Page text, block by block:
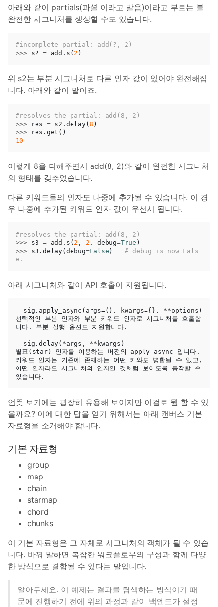
아래와 같이 partials(파셜 이라고 발음)이라고 부르는 불
완전한 시그니처를 생상할 수도 있습니다.
>>> s2 = add . s ( 2 )
위 s2는 부분 시그니처로 다른 인자 값이 있어야 완전해집
니다. 아래와 같이 말이죠.
>>>
res = s2 . delay( 8 )
>>>
res . get ()
10
이렇게 8을 더해주면서 add(8, 2)와 같이 완전한 시그니처
의 형태를 갖추었습니다.
다른 키워드들의 인자도 나중에 추가될 수 있습니다. 이 경
우 나중에 추가된 키워드 인자 값이 우선시 됩니다.
>>> s3 = add . s ( 2 , 2 , debug=True )
>>> s3 . delay( debug=False )
# debug is now Fals
e.
아래 시그니처와 같이 API 호출이 지원됩니다.
- sig.apply_async(args=(), kwargs={}, **options)
선택적인 부분 인자와 부분 키워드 인자로 시그니처를 호출합
니다. 부분 실행 옵션도 지원합니다.
- sig.delay(*args, **kwargs)
별표(star) 인자를 이용하는 버전의 apply_async 입니다.
키워드 인자는 기존에 존재하는 어떤 키와도 병합될 수 있고,
어떤 인자라도 시그니처의 인자인 것처럼 보이도록 동작할 수
언뜻 보기에는 굉장히 유용해 보이지만 이걸로 뭘 할 수 있
을까요? 이에 대한 답을 얻기 위해서는 아래 캔버스 기본
자료형을 소개해야 합니다.
기본 자료형
group
map
chain
starmap
chord
chunks
이 기본 자료형은 그 자체로 시그니처의 객체가 될 수 있습
니다. 바꿔 말하면 복잡한 워크플로우의 구성과 함께 다양
한 방식으로 결합될 수 있다는 말입니다.
알아두세요. 이 예제는 결과를 탐색하는 방식이기 때
문에 진행하기 전에 위의 과정과 같이 백엔드가 설정